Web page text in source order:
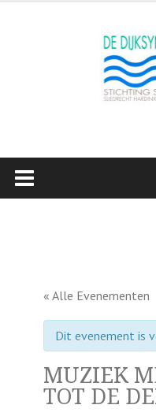
« Alle Evenementen
Dit evenement is
MUZIEK
TOT DE